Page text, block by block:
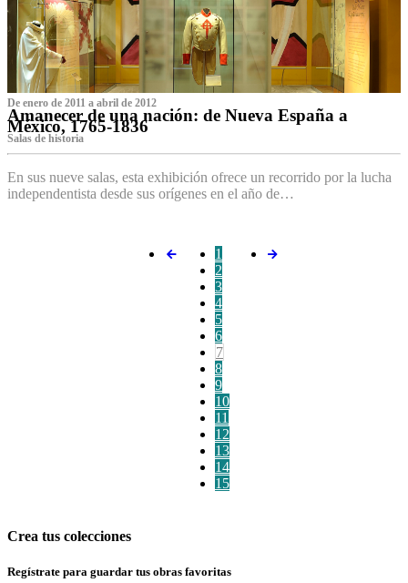
De enero de 2011 a abril de 2012
Amanecer de una nación: de Nueva España a
México, 1765-1836
Salas de historia
En sus nueve salas, esta exhibición ofrece un recorrido por la lucha
independentista desde sus orígenes en el año de…
1
2
3
4
5
6
7
8
9
10
11
12
13
14
15
Crea tus colecciones
Regístrate para guardar tus obras favoritas